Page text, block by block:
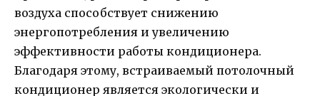
воздуха способствует снижению
энергопотребления и увеличению
эффективности работы кондиционера.
Благодаря этому, встраиваемый потолочный
кондиционер является экологически и